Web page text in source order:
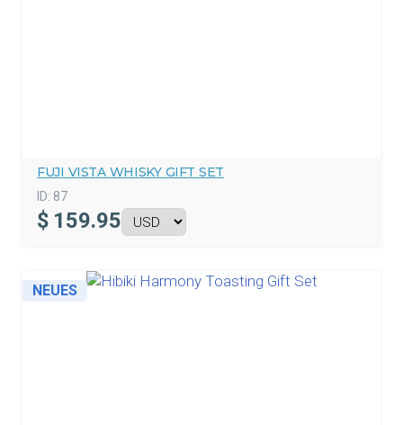
FUJI VISTA WHISKY GIFT SET
ID: 87
$ 159.95
NEUES